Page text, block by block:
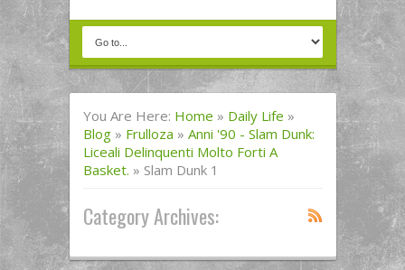
You Are Here: Home » Daily Life »
Blog » Frulloza » Anni '90 - Slam Dunk:
Liceali Delinquenti Molto Forti A
Basket. » Slam Dunk 1
Category Archives: